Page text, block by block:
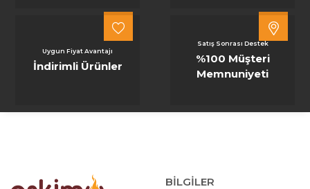
Uygun Fiyat Avantajı
İndirimli Ürünler
Satış Sonrası Destek
%100 Müşteri
Memnuniyeti
BİLGİLER